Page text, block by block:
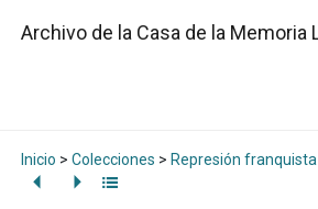
Archivo de la Casa de la Memoria
Inicio > Colecciones > Represión